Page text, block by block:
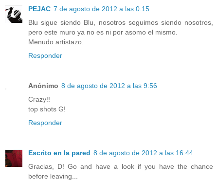
PEJAC 7 de agosto de 2012 a las 0:15
Blu sigue siendo Blu, nosotros seguimos siendo nosotros,
pero este muro ya no es ni por asomo el mismo.
Menudo artistazo.
Responder
Anónimo 8 de agosto de 2012 a las 9:56
Crazy!!
top shots G!
Responder
Escrito en la pared 8 de agosto de 2012 a las 16:44
Gracias, D! Go and have a look if you have the chance
before leaving...